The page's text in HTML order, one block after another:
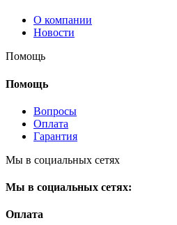
О компании
Новости
Помощь
Помощь
Вопросы
Оплата
Гарантия
Мы в социальных сетях
Мы в социальных сетях:
Оплата